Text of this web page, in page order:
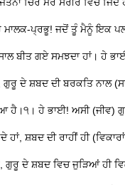
ਹੇ ਮਾਲਕ-ਪ੍ਰਭੂ! ਜਦੋਂ ਤੂੰ ਮੈਨੂੰ ਇਕ
ਬੀਤ ਗਏ ਸਮਝਦਾ ਹਾਂ। ਹੇ
ਦੇ ਸ਼ਬਦ ਦੀ ਬਰਕਤਿ ਨਾਲ
ਹੈ।੧। ਹੇ ਭਾਈ! ਅਸੀ (ਜੀਵ)
ਹਾਂ, ਸ਼ਬਦ ਦੀ ਰਾਹੀਂ ਹੀ
ਦੇ ਸ਼ਬਦ ਵਿਚ ਜੁੜਿਆਂ ਹੀ